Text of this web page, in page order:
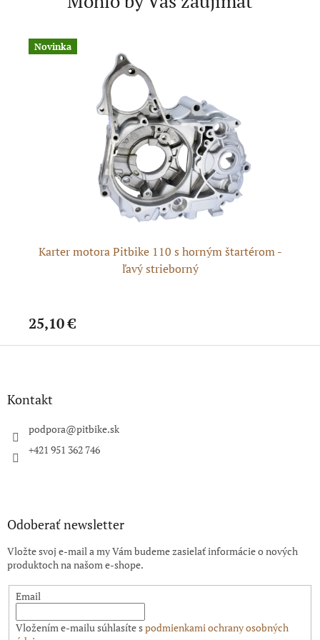
Novinka
Karter motora Pitbike 110 s horným štartérom -
ľavý strieborný
25,10 €
Z
Kontakt
podpora@pitbike.sk
+421 951 362 746
Odoberať newsletter
Vložte svoj e-mail a my Vám budeme zasielať informácie o nových
produktoch na našom e-shope.
Email
Vložením e-mailu súhlasíte spodmienkami ochrany osobných